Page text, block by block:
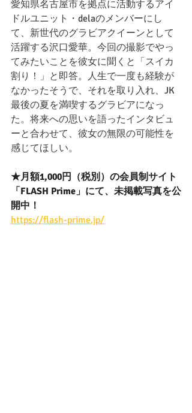
愛知県名古屋市を拠点に活動するアイ
ドルユニット・delaのメンバーにし
て、新世代のグラビアクイーンとして
活躍する沢口愛華。今回の撮影でやっ
てみたいことを彼女に聞くと「スイカ
割り！」と即答。人生で一度も経験が
なかったそうで、それを取り入れ、JK
最後の夏を満喫するグラビアになっ
た。将来への思いを語ったインタビュ
ーと合わせて、彼女の無限の可能性を
感じてほしい。
★月額1,000円（税別）の会員制サイト
「FLASH Prime」にて、未掲載写真を公
開中！
https://flash-prime.jp/